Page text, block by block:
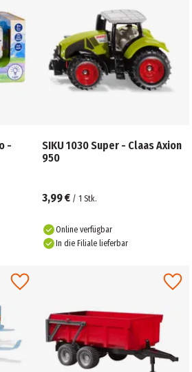
-
SIKU 1030 Super - Claas Axion
950
3,99 € / 1 Stk.
Online verfügbar
In die Filiale lieferbar